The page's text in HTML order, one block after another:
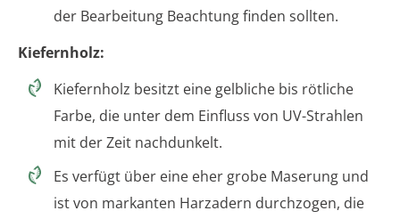
der Bearbeitung Beachtung finden sollten.
Kiefernholz:
Kiefernholz besitzt eine gelbliche bis rötliche
Farbe, die unter dem Einfluss von UV-Strahlen
mit der Zeit nachdunkelt.
Es verfügt über eine eher grobe Maserung und
ist von markanten Harzadern durchzogen, die